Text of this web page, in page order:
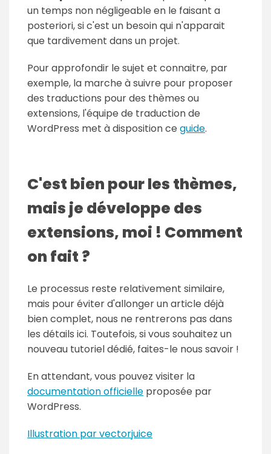
un temps non négligeable en le faisant a
posteriori, si c'est un besoin qui n'apparait
que tardivement dans un projet.
Pour approfondir le sujet et connaitre, par
exemple, la marche à suivre pour proposer
des traductions pour des thèmes ou
extensions, l'équipe de traduction de
WordPress met à disposition ce guide.
C'est bien pour les thèmes,
mais je développe des
extensions, moi ! Comment
on fait ?
Le processus reste relativement similaire,
mais pour éviter d'allonger un article déjà
bien complet, nous ne rentrerons pas dans
les détails ici. Toutefois, si vous souhaitez un
nouveau tutoriel dédié, faites-le nous savoir !
En attendant, vous pouvez visiter la
documentation officielle proposée par
WordPress.
Illustration par vectorjuice